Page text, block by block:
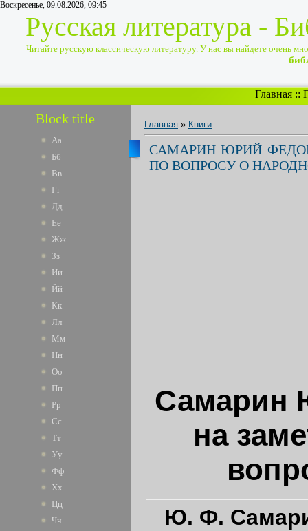
Воскресенье, 09.08.2026, 09:45
Русская литература -
Читайте русскую классическую литературу. У нас вы найдете очень
Главная ::
Block title
Аа
Бб
Вв
Гг
Дд
Ее
Жж
Зз
Ии
Йй
Кк
Лл
Мм
Нн
Оо
Пп
Рр
Сс
Тт
Уу
Фф
Хх
Цц
Чч
Главная » Книги
САМАРИН ЮРИЙ
ПО ВОПРОСУ О
Самарин
на
Ю. Ф.